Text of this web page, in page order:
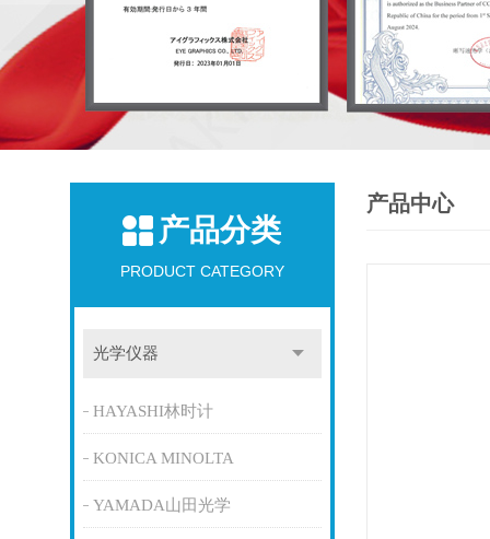
产品分类
PRODUCT CATEGORY
光学仪器
HAYASHI林时计
KONICA MINOLTA
YAMADA山田光学
产品中心